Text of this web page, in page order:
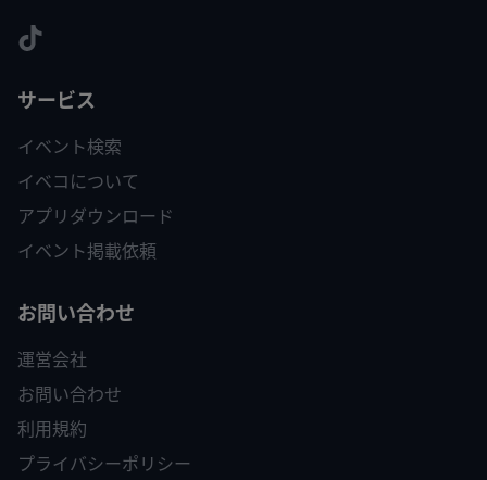
サービス
イベント検索
イベコについて
アプリダウンロード
イベント掲載依頼
お問い合わせ
運営会社
お問い合わせ
利用規約
プライバシーポリシー